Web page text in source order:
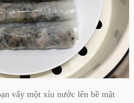
vẩy một xíu nước lên bề mặt